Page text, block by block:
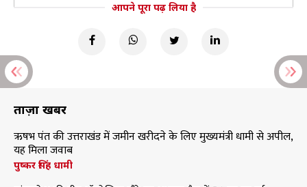
आपने पूरा पढ़ लिया है
ताज़ा खबरें
ऋषभ पंत की उत्तराखंड में जमीन खरीदने के लिए मुख्यमंत्री धामी से अपील,
यह मिला जवाब
पुष्कर सिंह धामी